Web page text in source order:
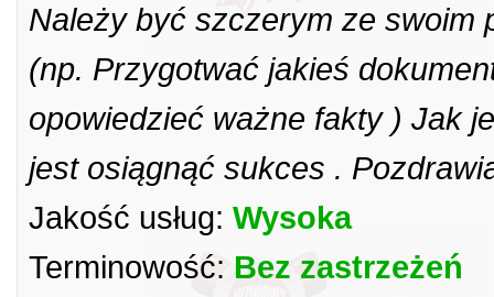
Należy być szczerym ze swoim
(np. Przygotwać jakieś
opowiedzieć ważne fakty ) Jak
jest osiągnąć sukces .
Jakość usług: Wysoka
Terminowość: Bez zastrzeżeń